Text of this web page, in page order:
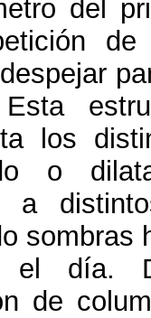
del
Esta
los
o
a
sombras
el día.
de